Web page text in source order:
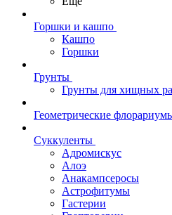
Горшки и кашпо
Кашпо
Горшки
Грунты
Грунты для хищных
Геометрические
Суккуленты
Адромискус
Алоэ
Анакампсеросы
Астрофитумы
Гастерии